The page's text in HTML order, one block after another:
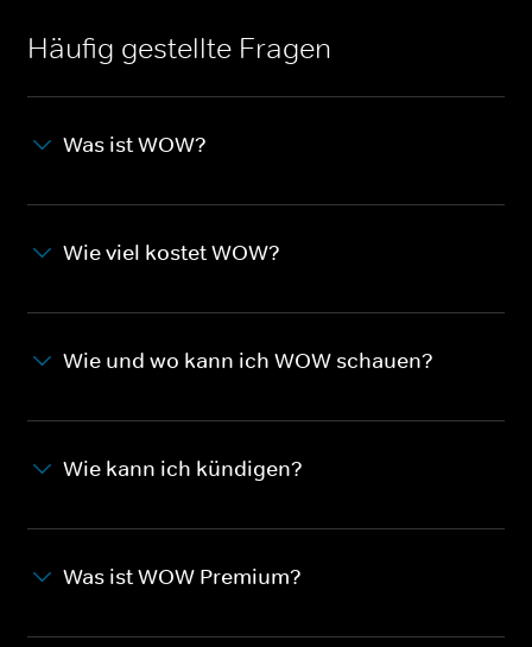
Häufig gestellte Fragen
Was ist WOW?
Wie viel kostet WOW?
Wie und wo kann ich WOW schauen?
Wie kann ich kündigen?
Was ist WOW Premium?